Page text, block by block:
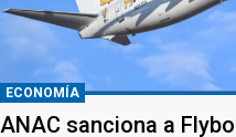
ECONOMÍA
ANAC sanciona a